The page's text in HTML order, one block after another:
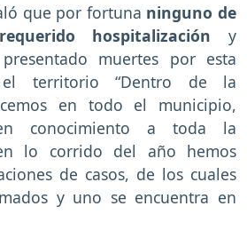
que por fortuna ninguno de
hospitalización y
muertes por esta
el territorio “Dentro de la
en todo el municipio,
conocimiento a toda la
lo corrido del año hemos
de casos, de los cuales
y uno se encuentra en